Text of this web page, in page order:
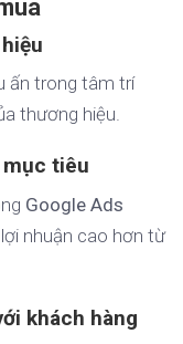
ấn trong tâm trí
thương hiệu.
mục tiêu
Google Ads
nhuận cao hơn từ
khách hàng